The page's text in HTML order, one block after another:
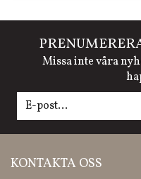
Missa inte våra
KONTAKTA OSS